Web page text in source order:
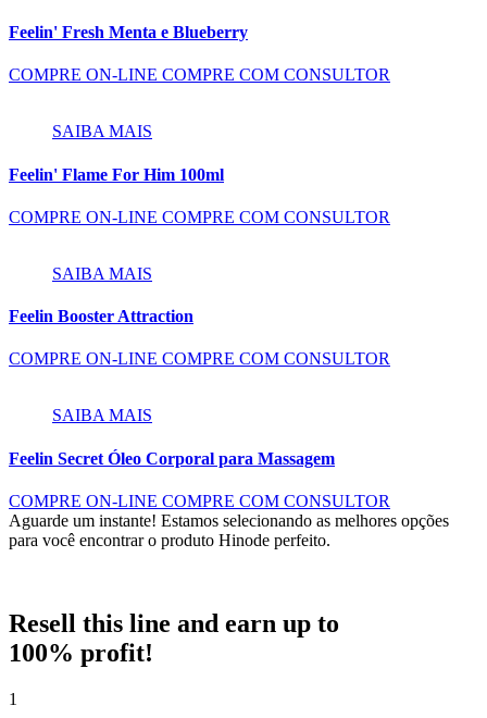
Feelin' Fresh Menta e Blueberry
COMPRE ON-LINE COMPRE COM CONSULTOR
SAIBA MAIS
Feelin' Flame For Him 100ml
COMPRE ON-LINE COMPRE COM CONSULTOR
SAIBA MAIS
Feelin Booster Attraction
COMPRE ON-LINE COMPRE COM CONSULTOR
SAIBA MAIS
Feelin Secret Óleo Corporal para Massagem
COMPRE ON-LINE COMPRE COM CONSULTOR
Aguarde um instante! Estamos selecionando as melhores opções
para você encontrar o produto Hinode perfeito.
Resell this line and earn up to
100% profit!
1